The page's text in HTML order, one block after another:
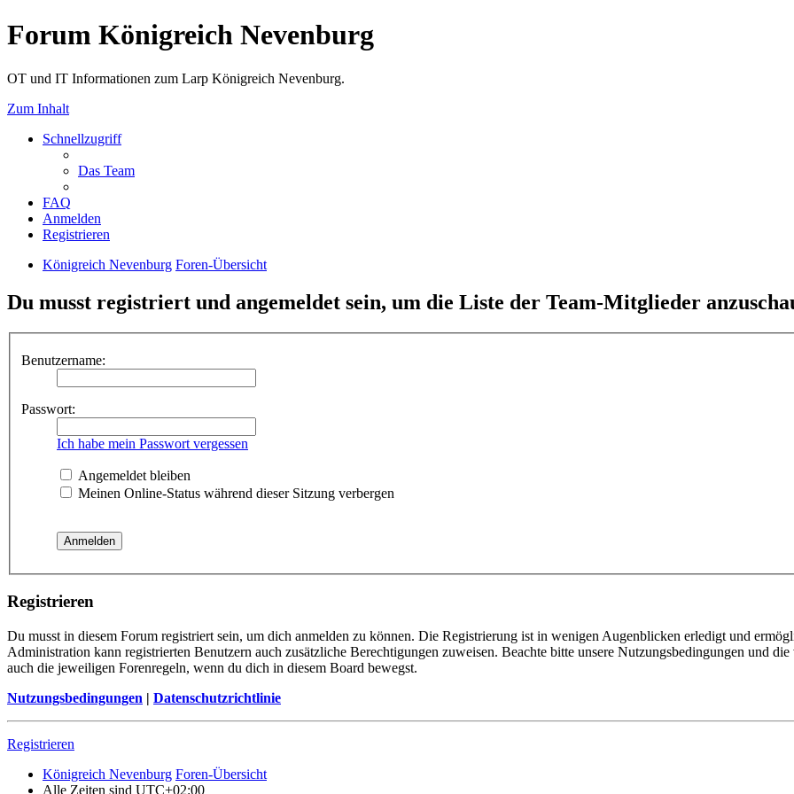
Forum Königreich Nevenburg
OT und IT Informationen zum Larp Königreich Nevenburg.
Zum Inhalt
Schnellzugriff
Das Team
FAQ
Anmelden
Registrieren
Königreich Nevenburg Foren-Übersicht
Du musst registriert und angemeldet sein, um die Liste der Team-Mitglieder
Benutzername:
Passwort:
Ich habe mein Passwort vergessen
Angemeldet bleiben
Meinen Online-Status während dieser Sitzung verbergen
Registrieren
Du musst in diesem Forum registriert sein, um dich anmelden zu können. Die Registrierung ist in wenigen Augenblicken erledigt und
Administration kann registrierten Benutzern auch zusätzliche Berechtigungen zuweisen. Beachte bitte unsere Nutzungsbedingungen und
auch die jeweiligen Forenregeln, wenn du dich in diesem Board bewegst.
Nutzungsbedingungen | Datenschutzrichtlinie
Registrieren
Königreich Nevenburg Foren-Übersicht
Alle Zeiten sind UTC+02:00